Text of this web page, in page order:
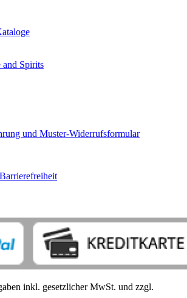
Spirits
und Muster-Widerrufsformular
inkl. gesetzlicher MwSt. und zzgl.